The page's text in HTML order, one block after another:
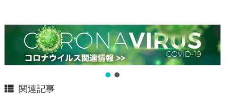
関連記事